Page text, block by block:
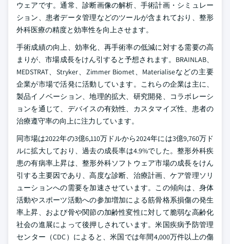
ウェアです。通常、診断画像の解析、手術計画・シミュレー
ション、患者データ管理などのツールが含まれており、整形
外科医療の精度と効率性を向上させます。
手術成績の向上、効率化、再手術率の低減に対する需要の高
まりが、市場成長をけん引すると予想されます。BRAINLAB、
MEDSTRAT、Stryker、Zimmer Biomet、Materialiseなどの主要
企業が市場で活発に活動しています。これらの企業は主に、
製品イノベーション、地理的拡大、研究開発、コラボレーシ
ョンを通じて、デバイスの有効性、カスタマイズ性、患者の
治療遵守率の向上に注力しています。
同市場は2022年の3億6,110万ドルから2024年には3億9,760万ド
ルに拡大しており、過去の成長率は4.9%でした。整形外科疾
患の有病率上昇は、整形外科ソフトウェア市場の成長をけん
引する主要因であり、高度な診断、治療計画、ケア管理ソリ
ューションへの需要を加速させています。この傾向は、身体
活動やスポーツ活動への参加増加による筋骨格系損傷の発生
率上昇、および骨や関節の加齢性変性に対して脆弱な高齢化
社会の進展によって後押しされています。米国疾病予防管理
センター（CDC）によると、米国では年間4,000万件以上の傷